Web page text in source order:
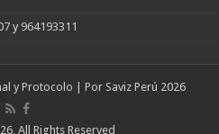
y 964193311
y Protocolo | Por Saviz Perú 2026
All Rights Reserved